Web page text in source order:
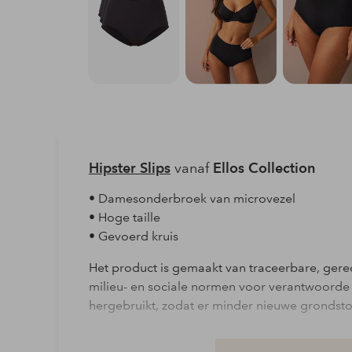
Hipster Slipsvanaf Ellos Collection
• Damesonderbroek van microvezel
• Hoge taille
• Gevoerd kruis
Het product is gemaakt van traceerbare,
milieu- en sociale normen voor
hergebruikt, zodat er minder nieuwe